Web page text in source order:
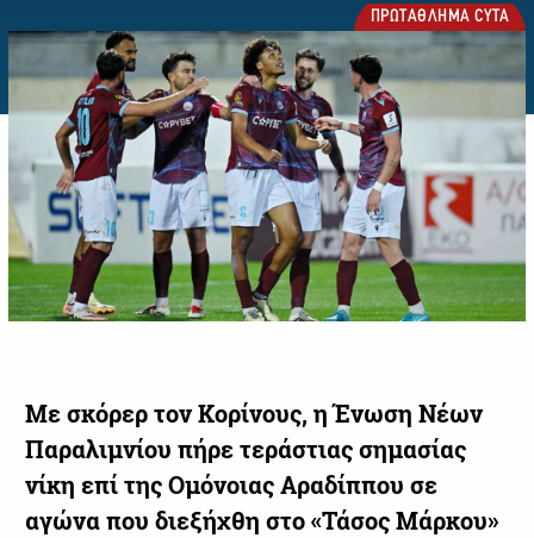
ΠΡΩΤΑΘΛΗΜΑ CYTA
Με σκόρερ τον Κορίνους, η Ένωση Νέων
Παραλιμνίου πήρε τεράστιας σημασίας
νίκη επί της Ομόνοιας Αραδίππου σε
αγώνα που διεξήχθη στο «Τάσος Μάρκου»